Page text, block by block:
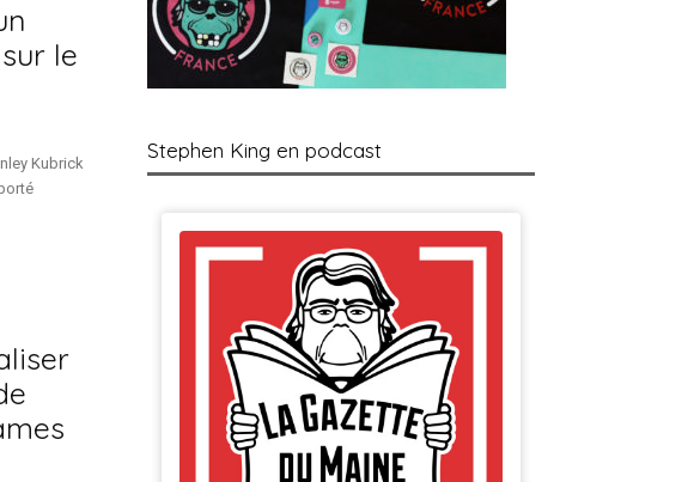
le
Kubrick
Stephen King en podcast